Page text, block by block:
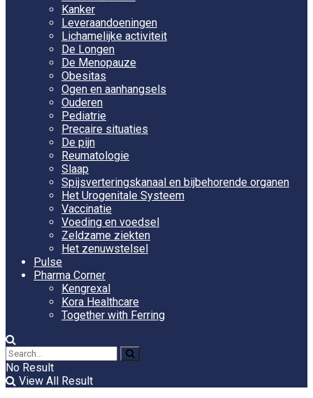
Kanker
Leveraandoeningen
Lichamelijke activiteit
De Longen
De Menopauze
Obesitas
Ogen en aanhangsels
Ouderen
Pediatrie
Precaire situaties
De pijn
Reumatologie
Slaap
Spijsverteringskanaal en bijbehorende organen
Het Urogenitale Systeem
Vaccinatie
Voeding en voedsel
Zeldzame ziekten
Het zenuwstelsel
Pulse
Pharma Corner
Kengrexal
Kora Healthcare
Together with Ferring
No Result
View All Result